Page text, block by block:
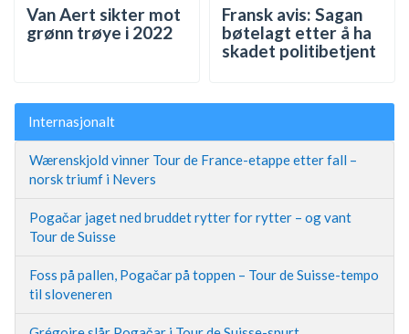
Van Aert sikter mot
grønn trøye i 2022
Fransk avis: Sagan
bøtelagt etter å ha
skadet politibetjent
Internasjonalt
Wærenskjold vinner Tour de France-etappe etter fall –
norsk triumf i Nevers
Pogačar jaget ned bruddet rytter for rytter – og vant
Tour de Suisse
Foss på pallen, Pogačar på toppen – Tour de Suisse-tempo
til sloveneren